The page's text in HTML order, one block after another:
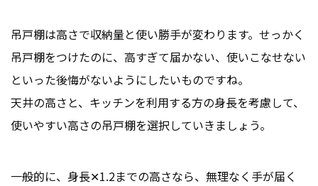
吊戸棚は高さで収納量と使い勝手が変わります。せっかく
吊戸棚をつけたのに、高すぎて届かない、使いこなせない
といった後悔がないようにしたいものですね。
天井の高さと、キッチンを利用する方の身長を考慮して、
使いやすい高さの吊戸棚を選択していきましょう。
一般的に、身長✕1.2までの高さなら、無理なく手が届く